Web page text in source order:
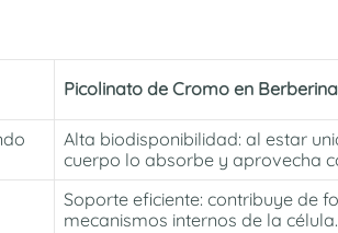
Picolinato de Cromo en
Alta biodisponibilidad: al estar
cuerpo lo absorbe y aprovecha
Soporte eficiente: contribuye de
mecanismos internos de la célula.